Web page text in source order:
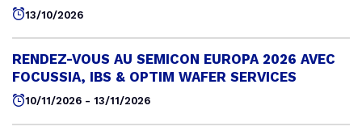
13/10/2026
RENDEZ-VOUS AU SEMICON EUROPA 2026 AVEC
FOCUSSIA, IBS & OPTIM WAFER SERVICES
10/11/2026 - 13/11/2026